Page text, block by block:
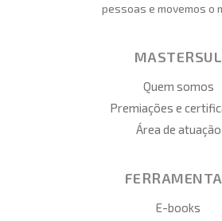
pessoas e movemos o
MASTERSUL
Quem somos
Premiações e
Área de atuação
E-books